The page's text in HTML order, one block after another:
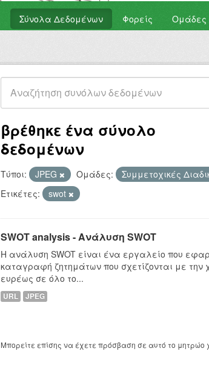
Σύνολα Δεδομένων Φορείς Ομάδες
βρέθηκε ένα σύνολο
δεδομένων
Τύποι: JPEG Ομάδες: Συμμετοχικές
Ετικέτες:
swot
SWOT analysis - Ανάλυση SWOT
Η ανάλυση SWOT είναι ένα εργαλείο που
καταγραφή ζητημάτων που σχετίζονται με την
ευρέως σε όλο το...
URL JPEG
Μπορείτε επίσης να έχετε πρόσβαση σε αυτό το μητρώο